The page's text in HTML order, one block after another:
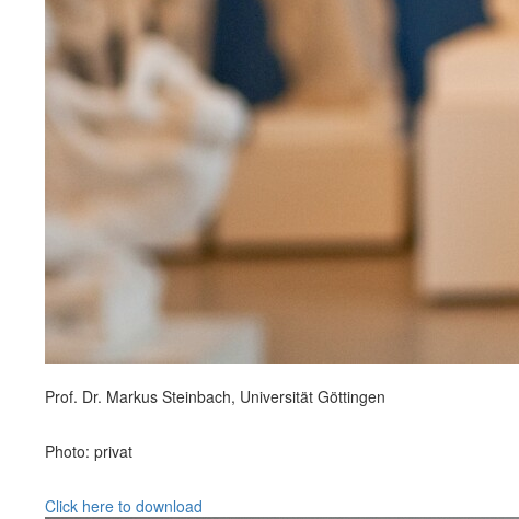
Prof. Dr. Markus Steinbach, Universität Göttingen
Photo: privat
Click here to download